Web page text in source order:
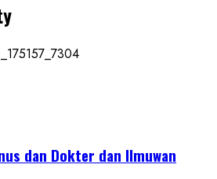
dan Dokter dan Ilmuwan